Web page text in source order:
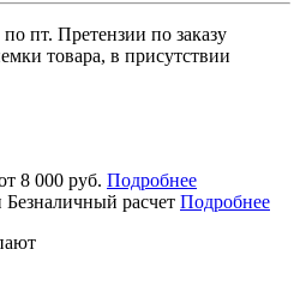
пт. Претензии по заказу
товара, в присутствии
8 000 руб. Подробнее
Безналичный расчет Подробнее